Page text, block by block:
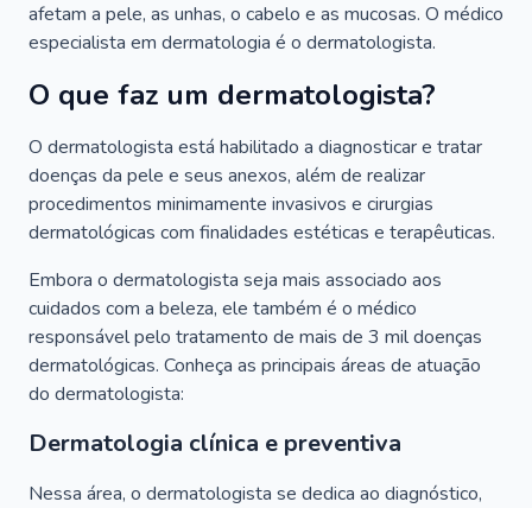
afetam a pele, as unhas, o cabelo e as mucosas. O médico
especialista em dermatologia é o dermatologista.
O que faz um dermatologista?
O dermatologista está habilitado a diagnosticar e tratar
doenças da pele e seus anexos, além de realizar
procedimentos minimamente invasivos e cirurgias
dermatológicas com finalidades estéticas e terapêuticas.
Embora o dermatologista seja mais associado aos
cuidados com a beleza, ele também é o médico
responsável pelo tratamento de mais de 3 mil doenças
dermatológicas. Conheça as principais áreas de atuação
do dermatologista:
Dermatologia clínica e preventiva
Nessa área, o dermatologista se dedica ao diagnóstico,